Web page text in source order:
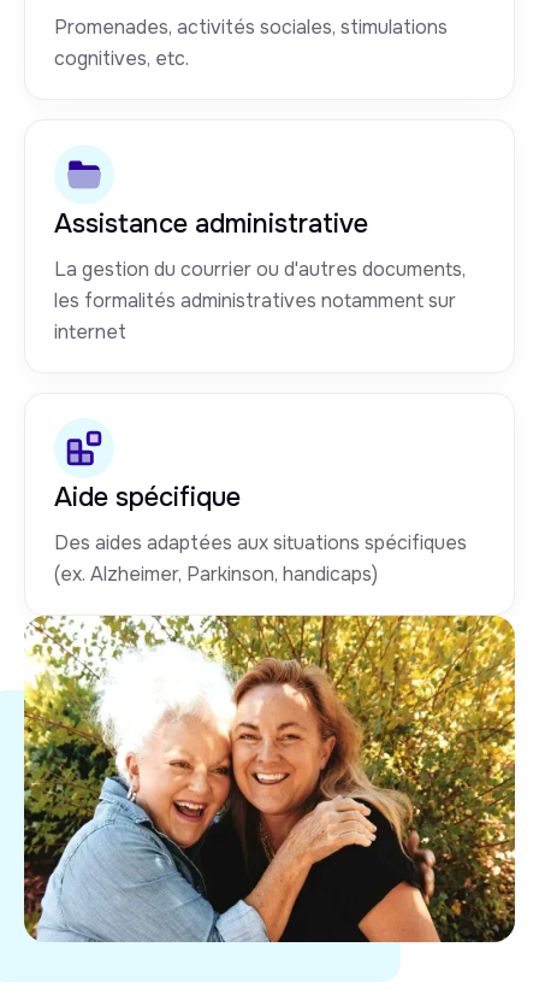
Promenades, activités sociales, stimulations
cognitives, etc.
Assistance administrative
La gestion du courrier ou d'autres documents,
les formalités administratives notamment sur
internet
Aide spécifique
Des aides adaptées aux situations spécifiques
(ex. Alzheimer, Parkinson, handicaps)